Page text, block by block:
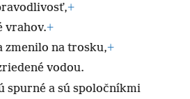
+
vrahov.+
zmenilo na trosku,+
vodou.
spurné a sú spoločníkmi